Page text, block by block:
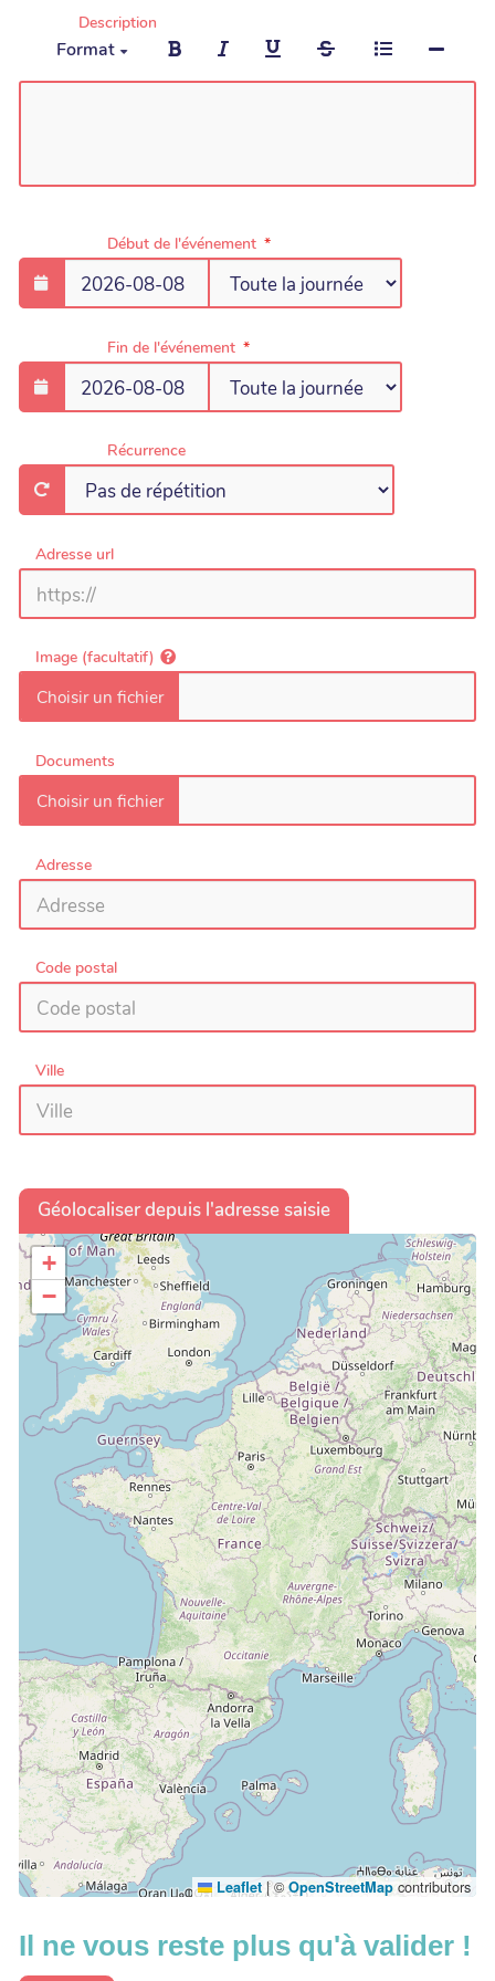
Description
Format
Début de l'événement
Fin de l'événement
Récurrence
Adresse url
Image (facultatif)
Documents
Adresse
Code postal
Ville
Géolocaliser depuis l'adresse saisie
+
−
Leaflet |©OpenStreetMap contributors
Il ne vous reste plus qu'à valider !